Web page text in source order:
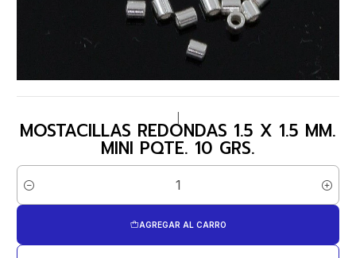
MOSTACILLAS REDONDAS 1.5 X 1.5 MM.
MINI PQTE. 10 GRS.
Cantidad
AGREGAR AL CARRO